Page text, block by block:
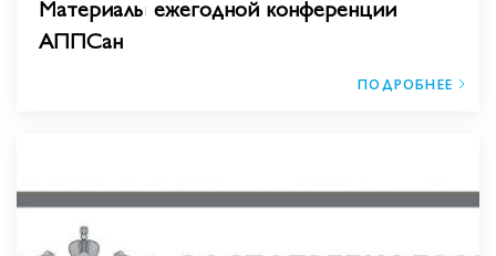
Материалы ежегодной конференции
АППСан
ПОДРОБНЕЕ